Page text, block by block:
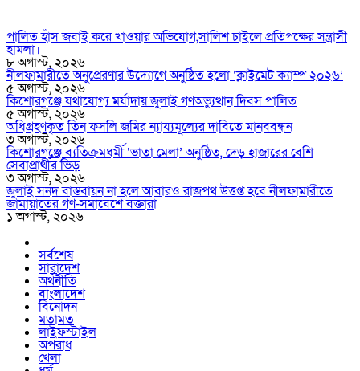
পালিত হাঁস জবাই করে খাওয়ার অভিযোগ,সালিশ চাইলে প্রতিপক্ষের সন্ত্রাসী
হামলা।
৮ অগাস্ট, ২০২৬
নীলফামারীতে অনুপ্রেরণার উদ্যোগে অনুষ্ঠিত হলো ‘ক্লাইমেট ক্যাম্প ২০২৬’
৫ অগাস্ট, ২০২৬
কিশোরগঞ্জে যথাযোগ্য মর্যাদায় জুলাই গণঅভ্যুত্থান দিবস পালিত
৫ অগাস্ট, ২০২৬
অধিগ্রহণকৃত তিন ফসলি জমির ন্যায্যমূল্যের দাবিতে মানববন্ধন
৩ অগাস্ট, ২০২৬
কিশোরগঞ্জে ব্যতিক্রমধর্মী ‘ভাতা মেলা’ অনুষ্ঠিত, দেড় হাজারের বেশি
সেবাপ্রার্থীর ভিড়
৩ অগাস্ট, ২০২৬
জুলাই সনদ বাস্তবায়ন না হলে আবারও রাজপথ উত্তপ্ত হবে নীলফামারীতে
জামায়াতের গণ-সমাবেশে বক্তারা
১ অগাস্ট, ২০২৬
সর্বশেষ
সারাদেশ
অর্থনীতি
বাংলাদেশ
বিনোদন
মতামত
লাইফস্টাইল
অপরাধ
খেলা